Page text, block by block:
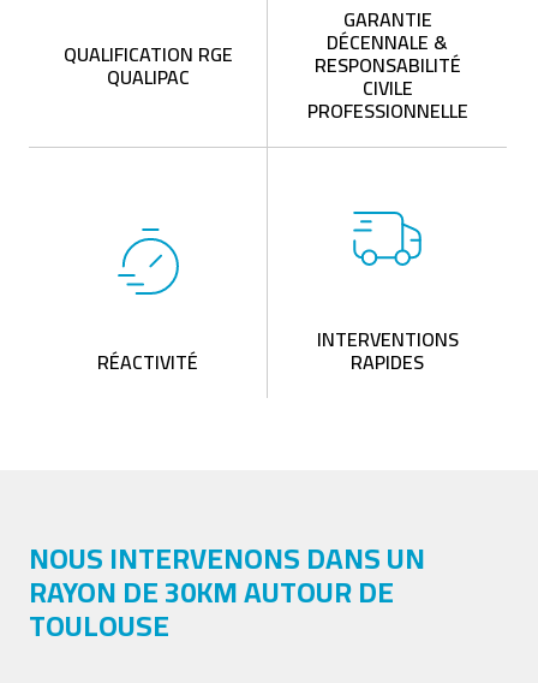
QUALIFICATION RGE
QUALIPAC
GARANTIE
DÉCENNALE &
RESPONSABILITÉ
CIVILE
PROFESSIONNELLE
RÉACTIVITÉ
INTERVENTIONS
RAPIDES
NOUS INTERVENONS DANS UN
RAYON DE 30KM AUTOUR DE
TOULOUSE